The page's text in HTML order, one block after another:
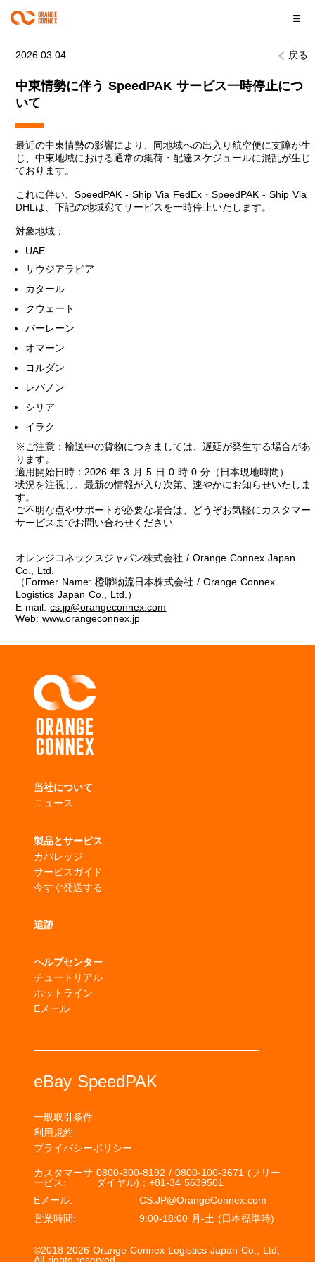
戻る
2026.03.04
中東情勢に伴う SpeedPAK サービス一時停止につ
いて
最近の中東情勢の影響により、同地域への出入り航空便に支障が生
じ、中東地域における通常の集荷・配達スケジュールに混乱が生じ
ております。
これに伴い、SpeedPAK - Ship Via FedEx・SpeedPAK - Ship Via
DHLは、下記の地域宛てサービスを一時停止いたします。
対象地域：
UAE
サウジアラビア
カタール
クウェート
バーレーン
オマーン
ヨルダン
レバノン
シリア
イラク
※ご注意：輸送中の貨物につきましては、遅延が発生する場合があ
ります。
適用開始日時：2026 年 3 月 5 日 0 時 0 分（日本現地時間）
状況を注視し、最新の情報が入り次第、速やかにお知らせいたしま
す。
ご不明な点やサポートが必要な場合は、どうぞお気軽にカスタマー
サービスまでお問い合わせください
オレンジコネックスジャパン株式会社 / Orange Connex Japan
Co., Ltd.
（Former Name: 橙聯物流日本株式会社 / Orange Connex
Logistics Japan Co., Ltd.）
E-mail:cs.jp@orangeconnex.com
Web:www.orangeconnex.jp
当社について
ニュース
製品とサービス
カバレッジ
サービスガイド
今すぐ発送する
追跡
ヘルプセンター
チュートリアル
ホットライン
Eメール
eBay SpeedPAK
一般取引条件
利用規約
プライバシーポリシー
カスタマーサ
ービス:
0800-300-8192 / 0800-100-3671 (フリー
ダイヤル) ; +81-34 5639501
Eメール:
CS.JP@OrangeConnex.com
営業時間:
9:00-18:00 月-土 (日本標準時)
©2018-2026 Orange Connex Logistics Japan Co., Ltd,
All rights reserved.